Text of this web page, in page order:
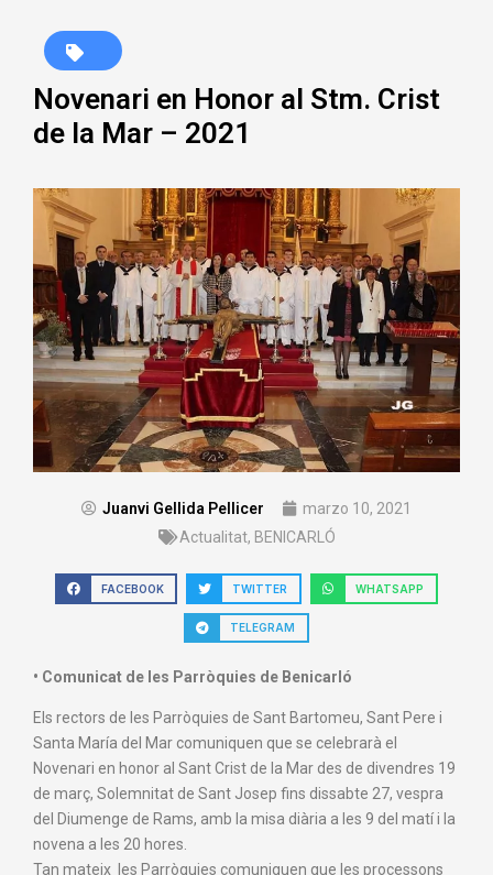
Novenari en Honor al Stm. Crist
de la Mar – 2021
Juanvi Gellida Pellicer
marzo 10, 2021
Actualitat, BENICARLÓ
FACEBOOK TWITTER WHATSAPP
TELEGRAM
• Comunicat de les Parròquies de Benicarló
Els rectors de les Parròquies de Sant Bartomeu, Sant Pere i
Santa María del Mar comuniquen que se celebrarà el
Novenari en honor al Sant Crist de la Mar des de divendres 19
de març, Solemnitat de Sant Josep fins dissabte 27, vespra
del Diumenge de Rams, amb la misa diària a les 9 del matí i la
novena a les 20 hores.
Tan mateix les Parròquies comuniquen que les processons